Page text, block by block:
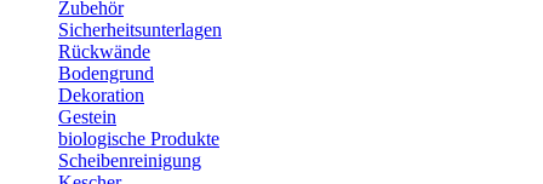
Zubehör
Sicherheitsunterlagen
Rückwände
Bodengrund
Dekoration
Gestein
biologische Produkte
Scheibenreinigung